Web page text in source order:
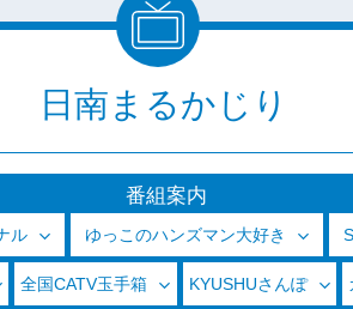
日南まるかじり
番組案内
ル ゆっこのハンズマン大好き
全国CATV玉手箱 KYUSHUさんぽ